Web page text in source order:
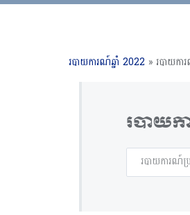
របាយការណ៍ឆ្នាំ 2022 » របាយក
របាយក
របាយការណ៍ប្រ